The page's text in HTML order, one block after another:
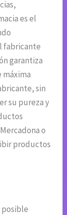
es el
fabricante
garantiza
sin
su pureza y
o
productos
posible